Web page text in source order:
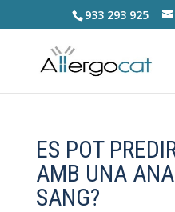
933 293 925
ES POT
AMB UNA
SANG?